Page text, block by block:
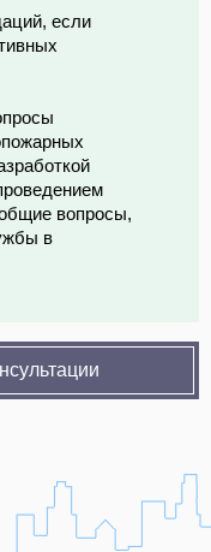
если
вопросы,
в